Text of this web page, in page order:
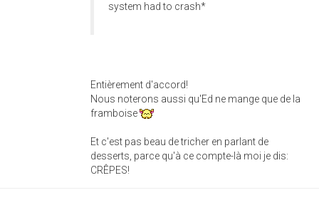
system had to crash*
Entièrement d'accord!
Nous noterons aussi qu'Ed ne mange que de la
framboise
Et c'est pas beau de tricher en parlant de
desserts, parce qu'à ce compte-là moi je dis:
CRÊPES!